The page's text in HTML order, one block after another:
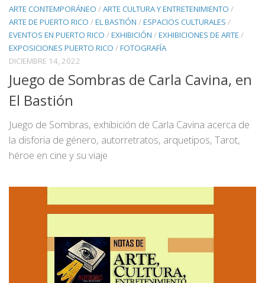
ARTE CONTEMPORÁNEO /ARTE CULTURA Y ENTRETENIMIENTO /
ARTE DE PUERTO RICO /EL BASTIÓN /ESPACIOS CULTURALES /
EVENTOS EN PUERTO RICO /EXHIBICIÓN /EXHIBICIONES DE ARTE /
EXPOSICIONES PUERTO RICO /FOTOGRAFÍA
DICIEMBRE 14, 2022
Juego de Sombras de Carla Cavina, en
El Bastión
Juego de Sombras, exhibición de Carla Cavina acerca de
la disforia de género, autorretratos, arquetipos, Tarot,
héroe en cine y su viaje